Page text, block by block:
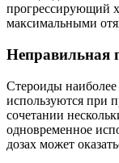
прогрессирующий
максимальными
Неправильная
Стероиды
используются при
сочетании
одновременное
дозах может